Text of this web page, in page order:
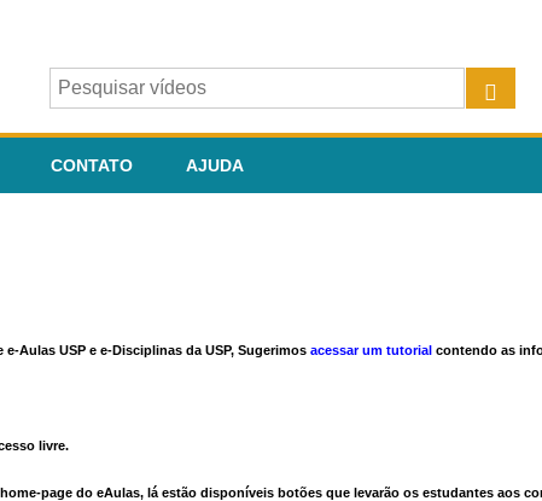
CONTATO AJUDA
Aulas USP e e-Disciplinas da USP, Sugerimos acessar um tutorial contendo as
livre.
page do eAulas, lá estão disponíveis botões que levarão os estudantes aos